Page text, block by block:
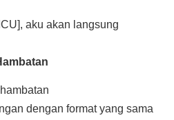
aku akan langsung
dengan format yang sama